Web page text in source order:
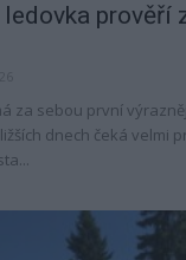
prověří
za sebou první
dnech čeká velmi